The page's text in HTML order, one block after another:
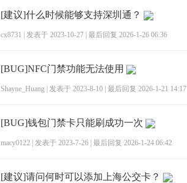
[建议]什么时候能够支持深圳通？
cx8731 发表于 2023-10-27 最后回复 2026-1-26 06:36
[BUG]NFC门禁功能无法使用
Shayne_Huang 发表于 2023-8-10 最后回复 2026-1-21 14:17
[BUG]钱包门禁卡只能刷成功一次
macy0122 发表于 2023-7-26 最后回复 2026-1-24 06:42
[建议]请问何时可以添加上海公交卡？